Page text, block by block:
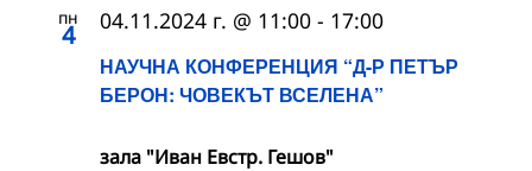
пн
4
НАУЧНА КОНФЕРЕНЦИЯ “Д-Р ПЕТЪР
БЕРОН: ЧОВЕКЪТ ВСЕЛЕНА”
04.11.2024 г. @ 11:00 - 17:00
зала "Иван Евстр. Гешов"